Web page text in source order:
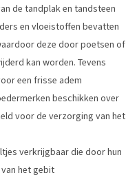
de tandplak en tandsteen
en vloeistoffen bevatten
deze door poetsen of
kan worden. Tevens
een frisse adem
beschikken over
voor de verzorging van het
verkrijgbaar die door hun
het gebit